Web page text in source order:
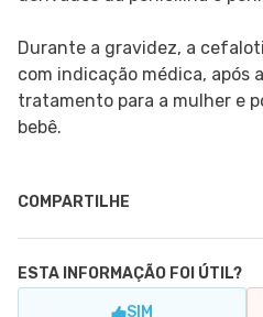
Durante a gravidez, a
com indicação médica, após
tratamento para a mulher e
bebê.
COMPARTILHE
ESTA INFORMAÇÃO FOI ÚTIL?
SIM